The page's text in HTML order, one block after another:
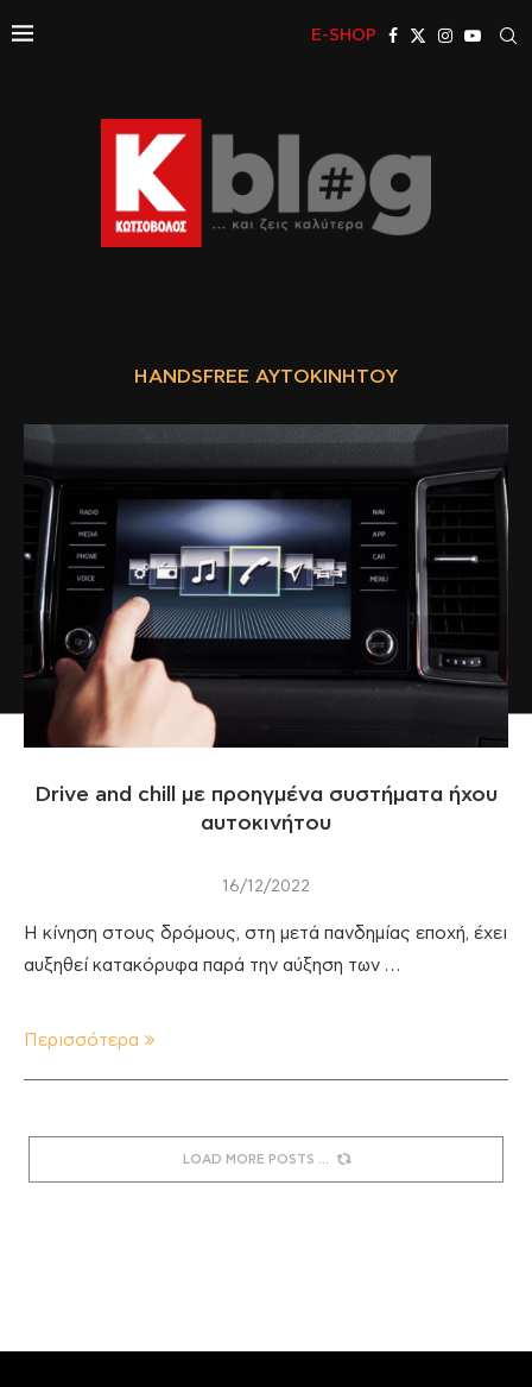
E-SHOP
HANDSFREE ΑΥΤΟΚΙΝΉΤΟΥ
Drive and chill με προηγμένα συστήματα ήχου
αυτοκινήτου
16/12/2022
Η κίνηση στους δρόμους, στη μετά πανδημίας εποχή, έχει
αυξηθεί κατακόρυφα παρά την αύξηση των …
Περισσότερα
LOAD MORE POSTS